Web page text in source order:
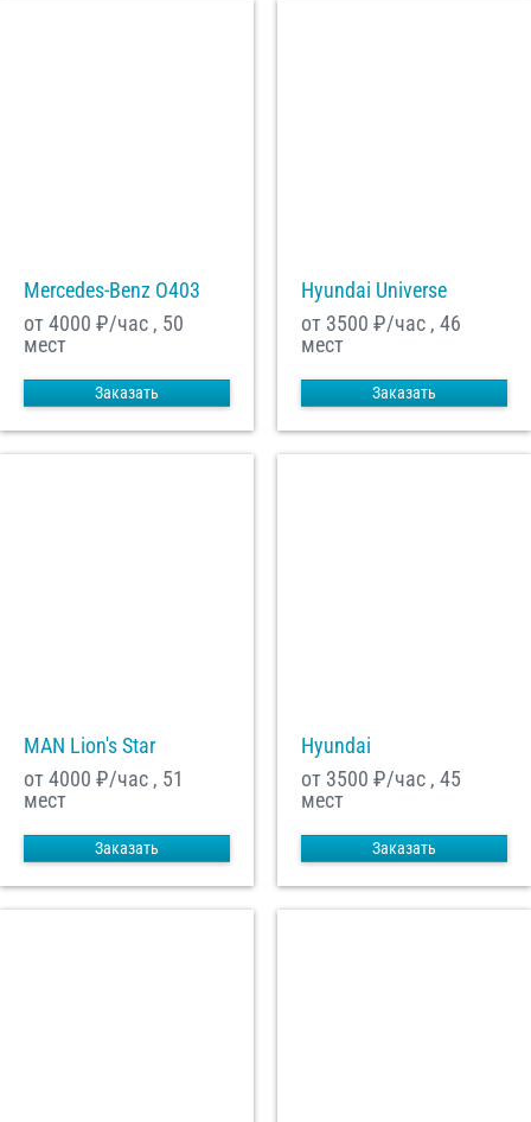
Mercedes-Benz О403
от 4000 ₽/час , 50
мест
Заказать
Hyundai Universe
от 3500 ₽/час , 46
мест
Заказать
MAN Lion's Star
от 4000 ₽/час , 51
мест
Заказать
Hyundai
от 3500 ₽/час , 45
мест
Заказать